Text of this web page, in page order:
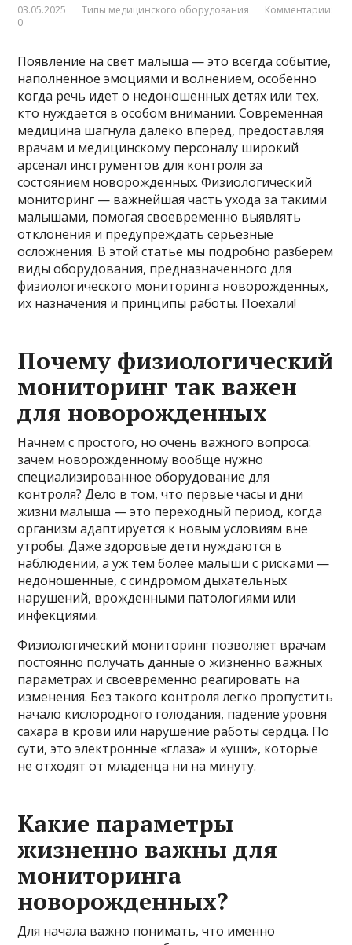
03.05.2025 Типы медицинского оборудования
Комментарии:
0
Появление на свет малыша — это всегда событие,
наполненное эмоциями и волнением, особенно
когда речь идет о недоношенных детях или тех,
кто нуждается в особом внимании. Современная
медицина шагнула далеко вперед, предоставляя
врачам и медицинскому персоналу широкий
арсенал инструментов для контроля за
состоянием новорожденных. Физиологический
мониторинг — важнейшая часть ухода за такими
малышами, помогая своевременно выявлять
отклонения и предупреждать серьезные
осложнения. В этой статье мы подробно разберем
виды оборудования, предназначенного для
физиологического мониторинга новорожденных,
их назначения и принципы работы. Поехали!
Почему физиологический
мониторинг так важен
для новорожденных
Начнем с простого, но очень важного вопроса:
зачем новорожденному вообще нужно
специализированное оборудование для
контроля? Дело в том, что первые часы и дни
жизни малыша — это переходный период, когда
организм адаптируется к новым условиям вне
утробы. Даже здоровые дети нуждаются в
наблюдении, а уж тем более малыши с рисками —
недоношенные, с синдромом дыхательных
нарушений, врожденными патологиями или
инфекциями.
Физиологический мониторинг позволяет врачам
постоянно получать данные о жизненно важных
параметрах и своевременно реагировать на
изменения. Без такого контроля легко пропустить
начало кислородного голодания, падение уровня
сахара в крови или нарушение работы сердца. По
сути, это электронные «глаза» и «уши», которые
не отходят от младенца ни на минуту.
Какие параметры
жизненно важны для
мониторинга
новорожденных?
Для начала важно понимать, что именно